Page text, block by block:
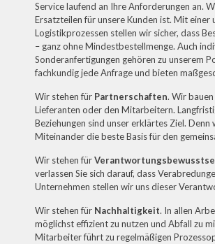
Service laufend an Ihre Anforderungen an.
Ersatzteilen für unsere Kunden ist. Mit einer
Logistikprozessen stellen wir sicher, dass
– ganz ohne Mindestbestellmenge. Auch
Sonderanfertigungen gehören zu unserem
fachkundig jede Anfrage und bieten
Wir stehen für Partnerschaften. Wir
Lieferanten oder den Mitarbeitern.
Beziehungen sind unser erklärtes Ziel.
Miteinander die beste Basis für den
Wir stehen für
verlassen Sie sich darauf, dass
Unternehmen stellen wir uns dieser
Wir stehen für Nachhaltigkeit. In allen
möglichst effizient zu nutzen und Abfall zu
Mitarbeiter führt zu regelmäßigen